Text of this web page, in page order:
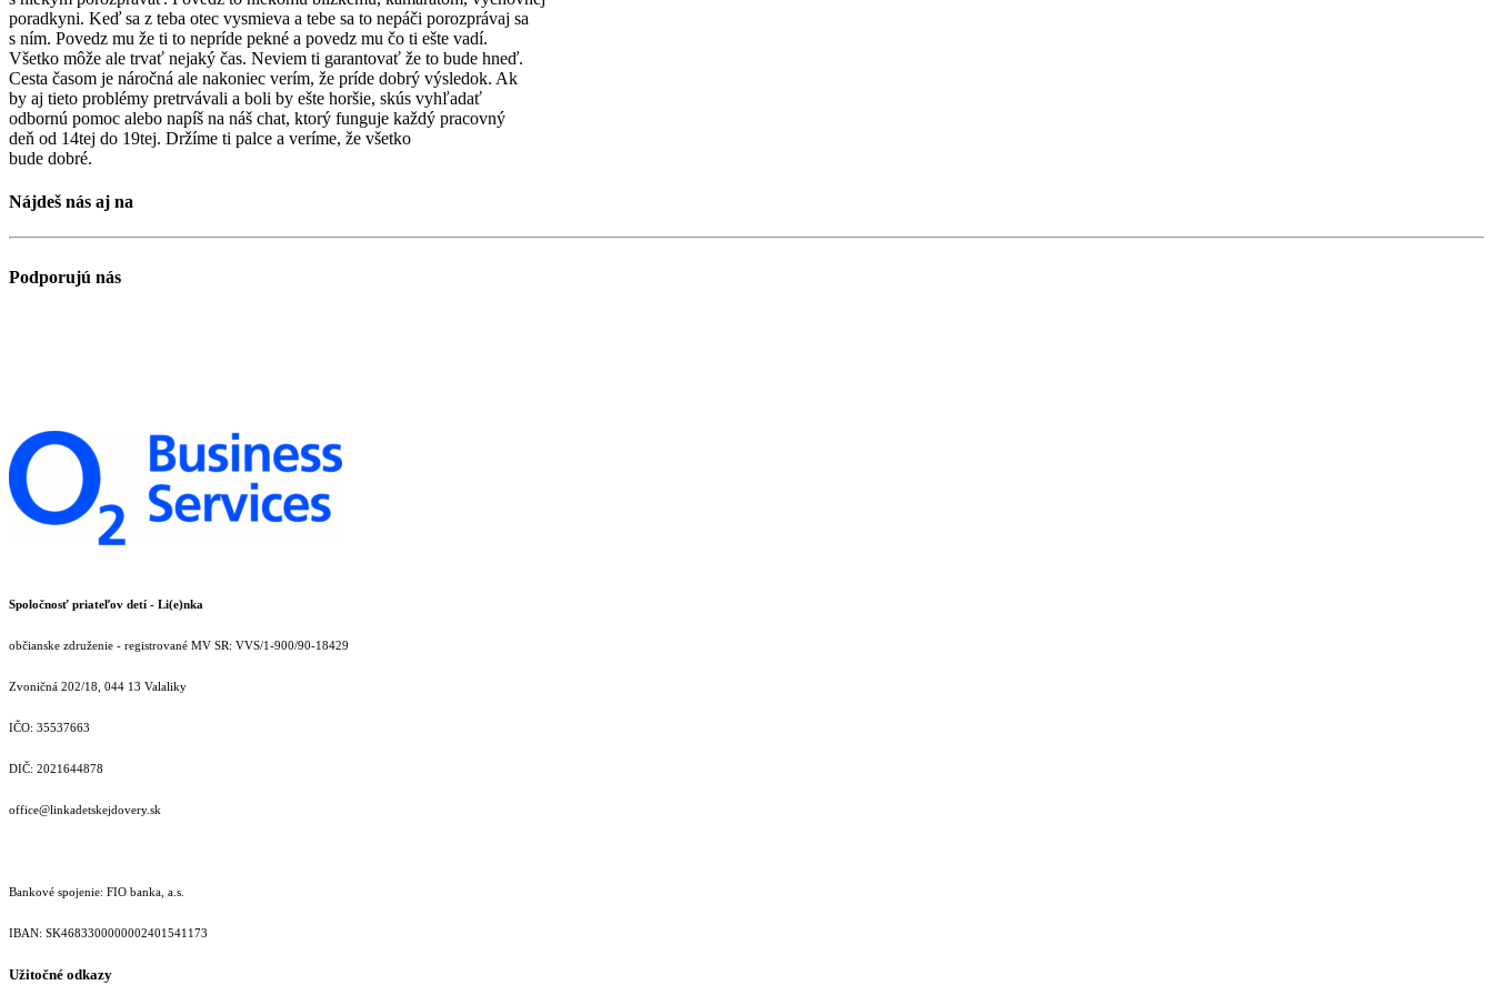
poradkyni. Keď sa z teba otec vysmieva a tebe sa to nepáči porozprávaj sa
s ním. Povedz mu že ti to nepríde pekné a povedz mu čo ti ešte vadí.
Všetko môže ale trvať nejaký čas. Neviem ti garantovať že to bude hneď.
Cesta časom je náročná ale nakoniec verím, že príde dobrý výsledok. Ak
by aj tieto problémy pretrvávali a boli by ešte horšie, skús vyhľadať
odbornú pomoc alebo napíš na náš chat, ktorý funguje každý pracovný
deň od 14tej do 19tej. Držíme ti palce a veríme, že všetko
bude dobré.
Nájdeš nás aj na
Podporujú nás
Spoločnosť priateľov detí - Li(e)nka
občianske združenie - registrované MV SR: VVS/1-900/90-18429
Zvoničná 202/18, 044 13 Valaliky
IČO: 35537663
DIČ: 2021644878
office@linkadetskejdovery.sk
Bankové spojenie: FIO banka, a.s.
IBAN: SK46833000000­02401541173
Užitočné odkazy